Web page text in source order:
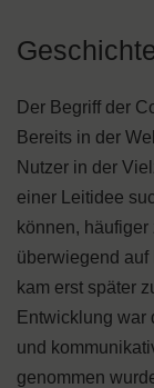
Der Begriff der
Bereits in der
Nutzer in der
einer Leitidee
können,
überwiegend auf
kam erst später
Entwicklung war
und
genommen